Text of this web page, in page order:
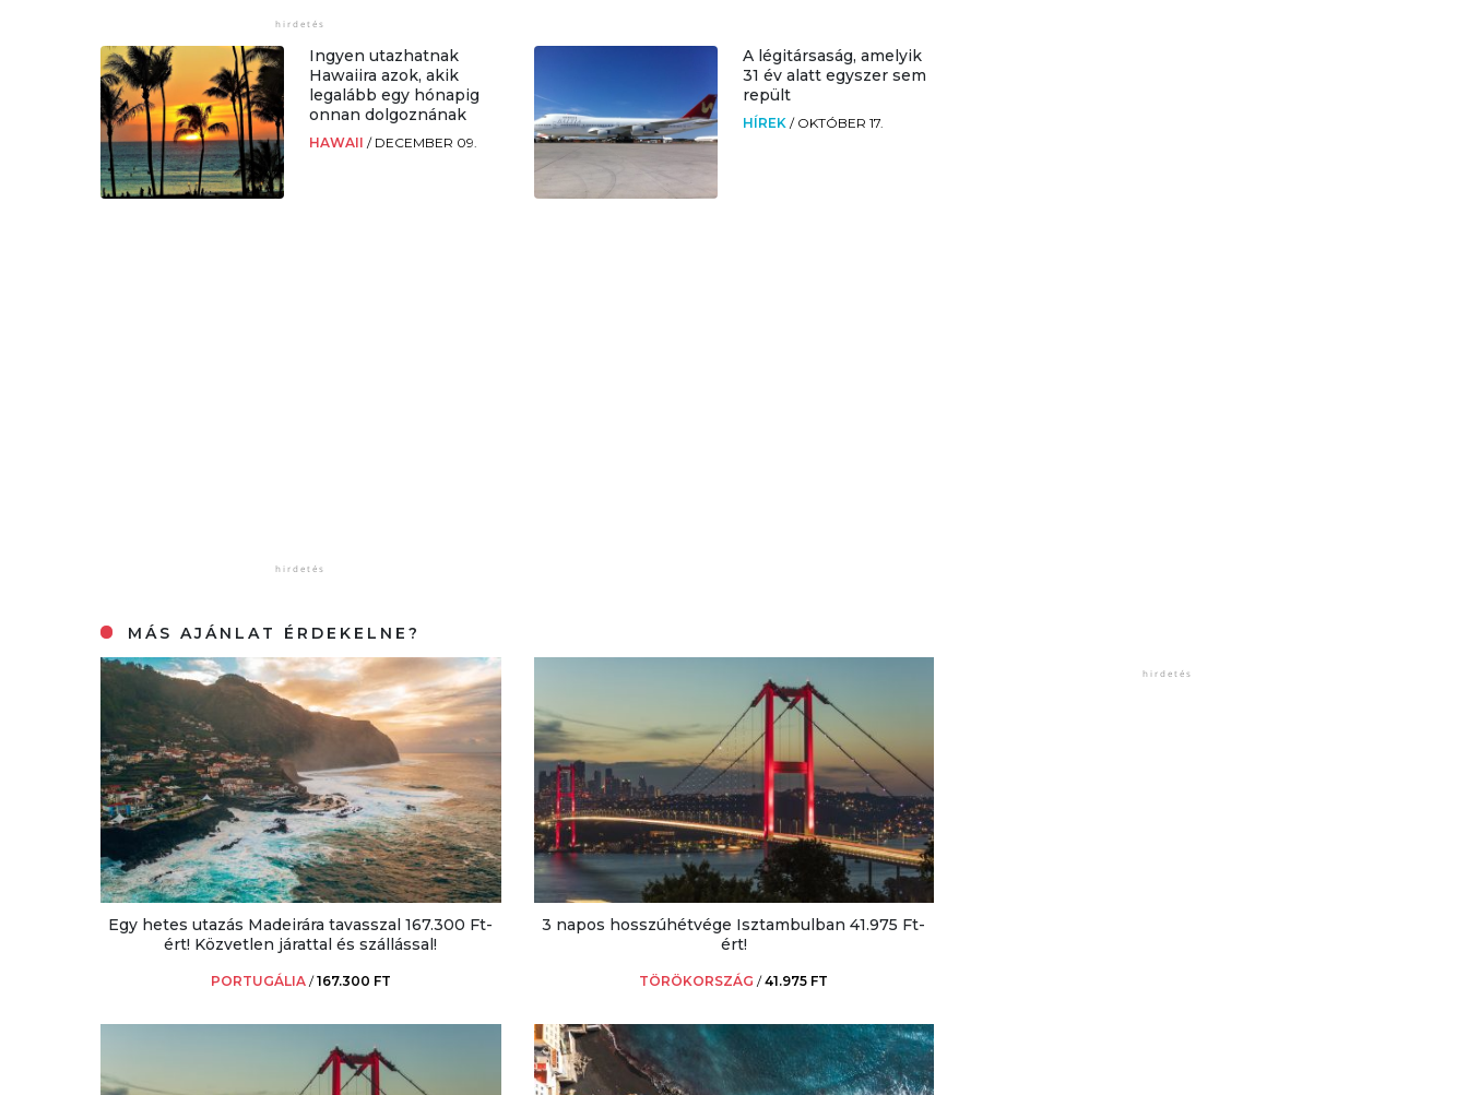
Ingyen utazhatnak
Hawaiira azok, akik
legalább egy hónapig
onnan dolgoznának
HAWAII/ DECEMBER 09.
A légitársaság, amelyik
31 év alatt egyszer sem
repült
HÍREK / OKTÓBER 17.
MÁS AJÁNLAT ÉRDEKELNE?
Egy hetes utazás Madeirára tavasszal 167.300 Ft-
ért! Közvetlen járattal és szállással!
PORTUGÁLIA /167.300 FT
3 napos hosszúhétvége Isztambulban 41.975 Ft-
ért!
TÖRÖKORSZÁG /41.975 FT